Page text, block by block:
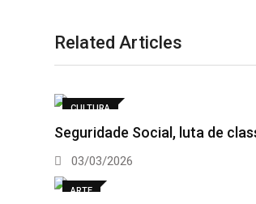
Related Articles
CULTURA
Seguridade Social, luta de
03/03/2026
ARTE